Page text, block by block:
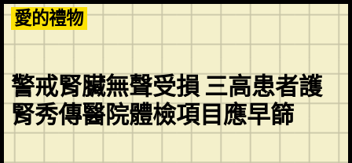
Skip
to
content
愛的禮物
警戒腎臟無聲受損 三高患者護
腎秀傳醫院體檢項目應早篩